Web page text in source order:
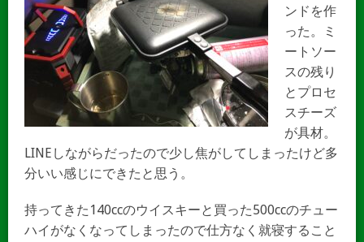
ンドを作
った。ミ
ートソー
スの残り
とプロセ
スチーズ
が具材。
LINEしながらだったので少し焦がしてしまったけど多
分いい感じにできたと思う。
持ってきた140ccのウイスキーと買った500ccのチュー
ハイがなくなってしまったので仕方なく就寝すること